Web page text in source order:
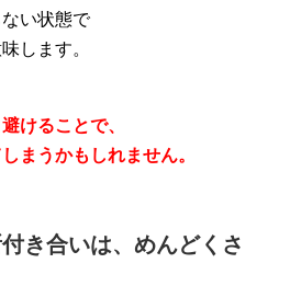
い状態で
します。
けることで、
まうかもしれません。
き合いは、めんどくさ